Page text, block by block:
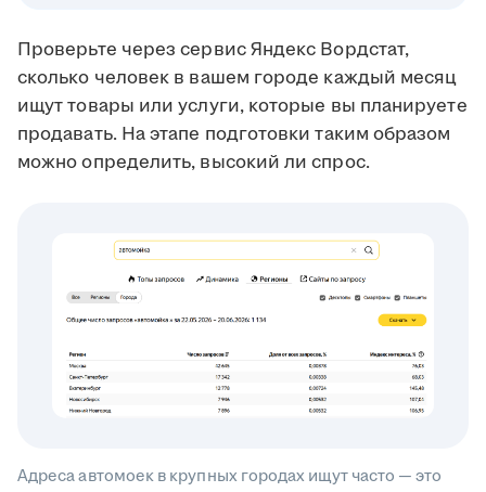
Проверьте через сервис Яндекс Вордстат,
сколько человек в вашем городе каждый месяц
ищут товары или услуги, которые вы планируете
продавать. На этапе подготовки таким образом
можно определить, высокий ли спрос.
Адреса автомоек в крупных городах ищут часто — это